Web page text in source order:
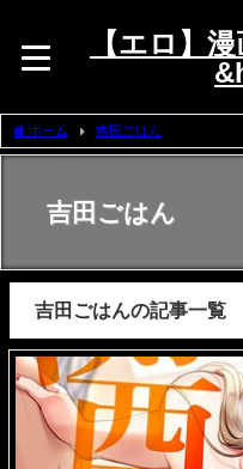
【エロ】
ホーム 吉田ごはん
吉田ごはん
吉田ごはんの記事一覧